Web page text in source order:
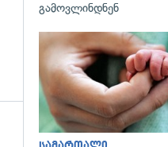
გამოვლინდნენ